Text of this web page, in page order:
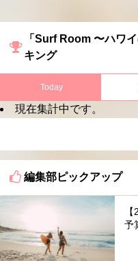
「Surf Room 〜ハワ
キング
Today
現在集計中です。
編集部ピックアップ
予